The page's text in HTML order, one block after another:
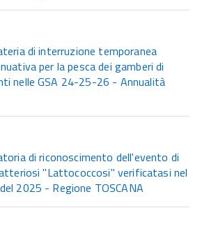
di interruzione temporanea
per la pesca dei gamberi di
nelle GSA 24-25-26 - Annualità
di riconoscimento dell'evento di
"Lattococcosi" verificatasi nel
2025 - Regione TOSCANA